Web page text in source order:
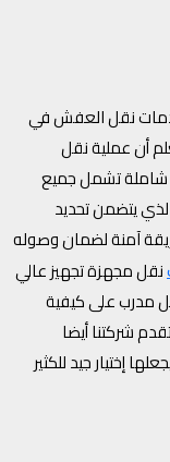
نقل العفش في
أن عملية نقل
شاملة تشمل جميع
يتضمن تحديد
آمنة لضمان وصوله
نقل مجهزة تجهيز عالي
مدرب على كيفية
شركتنا أيضا
إختيار جيد للكثير